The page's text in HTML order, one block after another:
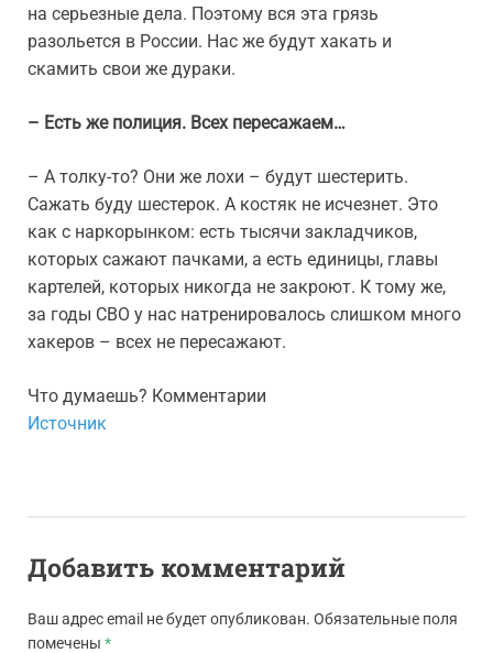
на серьезные дела. Поэтому вся эта грязь
разольется в России. Нас же будут хакать и
скамить свои же дураки.
– Есть же полиция. Всех пересажаем…
– А толку-то? Они же лохи – будут шестерить.
Сажать буду шестерок. А костяк не исчезнет. Это
как с наркорынком: есть тысячи закладчиков,
которых сажают пачками, а есть единицы, главы
картелей, которых никогда не закроют. К тому же,
за годы СВО у нас натренировалось слишком много
хакеров – всех не пересажают.
Что думаешь? Комментарии
Источник
Добавить комментарий
Ваш адрес email не будет опубликован. Обязательные поля
помечены *